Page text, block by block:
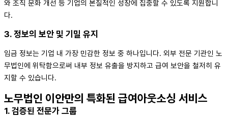
와 조직 문화 개선 등 기업의 본질적인 성장에 집중할 수 있도록 지원합니
다.
3. 정보의 보안 및 기밀 유지
임금 정보는 기업 내 가장 민감한 정보 중 하나입니다. 외부 전문 기관인 노
무법인에 위탁함으로써 내부 정보 유출을 방지하고 급여 보안을 철저히 유
지할 수 있습니다.
노무법인 이안만의 특화된 급여아웃소싱 서비스
1. 검증된 전문가 그룹